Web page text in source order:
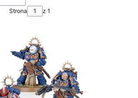
Strona z 1